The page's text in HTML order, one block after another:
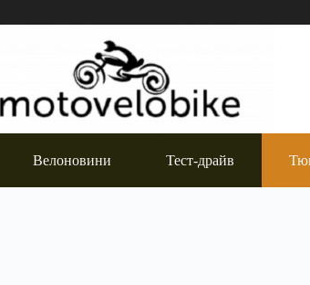
Велоновини Тест-драйв